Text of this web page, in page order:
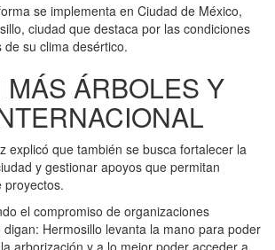
se implementa en Ciudad de México,
ciudad que destaca por las condiciones
su clima desértico.
MÁS ÁRBOLES Y
explicó que también se busca fortalecer la
y gestionar apoyos que permitan
proyectos.
el compromiso de organizaciones
Hermosillo levanta la mano para poder
arborización y a lo mejor poder acceder a